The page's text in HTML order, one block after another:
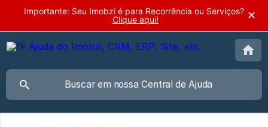
Importante: Seu Imobzi é para Recorrência ou Serviços?
Clique aqui!
✕